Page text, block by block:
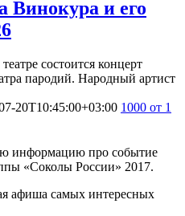
Винокура и его
состоится концерт
пародий. Народный артист
20T10:45:00+03:00 1000 от 1
информацию про событие
«Соколы России» 2017.
афиша самых интересных